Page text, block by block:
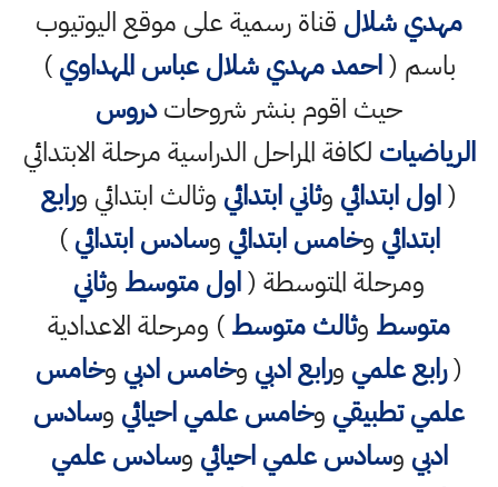
مهدي شلال قناة رسمية على موقع اليوتيوب
باسم (احمد مهدي شلال عباس المهداوي)
حيث اقوم بنشر شروحاتدروس
الرياضيات لكافة المراحل الدراسية مرحلة الابتدائي
(اول ابتدائي وثاني ابتدائي وثالث ابتدائي ورابع
ابتدائي وخامس ابتدائي وسادس ابتدائي)
ومرحلة المتوسطة (اول متوسط وثاني
متوسط وثالث متوسط) ومرحلة الاعدادية
(رابع علمي ورابع ادبي وخامس ادبي وخامس
علمي تطبيقي وخامس علمي احيائي وسادس
ادبي وسادس علمي احيائي وسادس علمي